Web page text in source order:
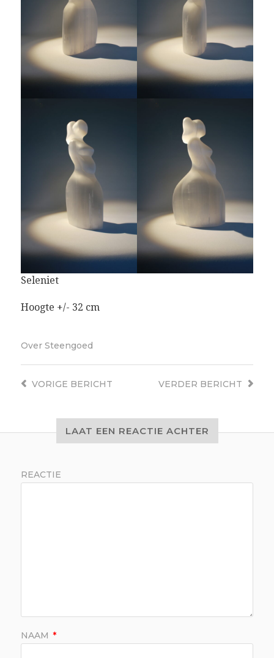
Seleniet
Hoogte +/- 32 cm
Over Steengoed
VERDER BERICHT
VORIGE BERICHT
LAAT EEN REACTIE ACHTER
REACTIE
NAAM *